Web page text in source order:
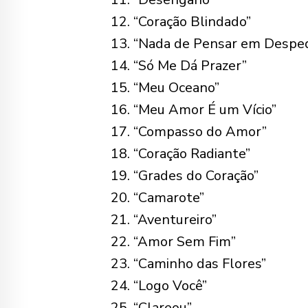
“Coração Blindado”
“Nada de Pensar em
“Só Me Dá Prazer”
“Meu Oceano”
“Meu Amor É um Vício”
“Compasso do Amor”
“Coração Radiante”
“Grades do Coração”
“Camarote”
“Aventureiro”
“Amor Sem Fim”
“Caminho das Flores”
“Logo Você”